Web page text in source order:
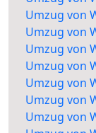
Umzug von
Umzug von
Umzug von
Umzug von
Umzug von
Umzug von
Umzug von